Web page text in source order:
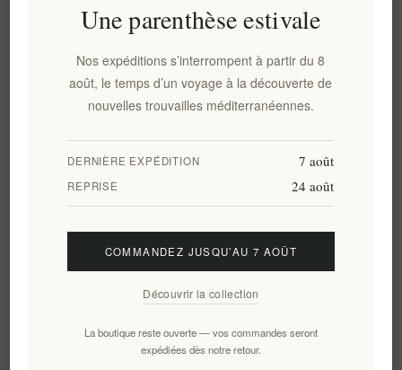
Information
Mon compte
S'abonner Se désinscrire
Une parenthèse estivale
Nos expéditions s’interrompent à partir du 8
août, le temps d’un voyage à la découverte de
nouvelles trouvailles méditerranéennes.
DERNIÈRE EXPÉDITION 7 août
REPRISE 24 août
COMMANDEZ JUSQU’AU 7 AOÛT
Découvrir la collection
La boutique reste ouverte — vos commandes seront
expédiées dès notre retour.